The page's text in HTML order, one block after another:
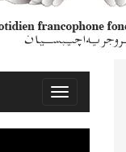
Toggle
navigation